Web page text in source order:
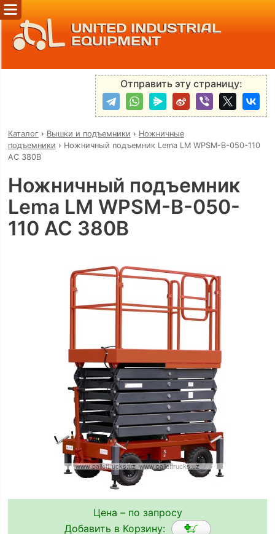
UNITED INDUSTRIAL
EQUIPMENT
Отправить эту страницу:
Каталог› Вышки и подъемники › Ножничные
подъемники › Ножничный подъемник Lema LM WPSM-B-050-110
AC 380В
Ножничный подъемник
Lema LM WPSM-B-050-
110 AC 380В
Цена – по запросу
Добавить в Корзину: